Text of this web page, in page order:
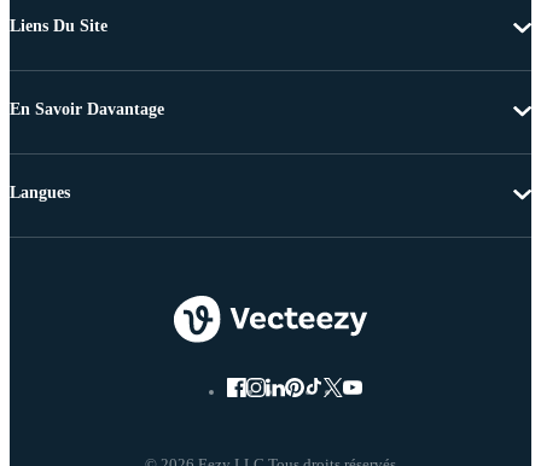
Liens Du Site
En Savoir Davantage
Langues